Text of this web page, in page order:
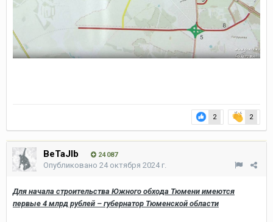
2 2
BeTaJIb 24 087
Опубликовано 24 октября 2024 г.
Для начала строительства Южного обхода Тюмени имеются
первые 4 млрд рублей – губернатор Тюменской области